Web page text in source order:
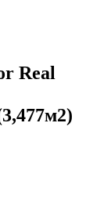
Real